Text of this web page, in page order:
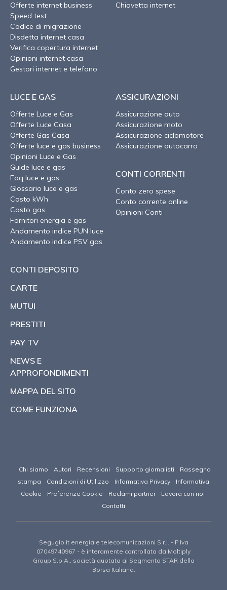
Offerte internet business
Speed test
Codice di migrazione
Disdetta internet casa
Verifica copertura internet
Opinioni internet casa
Gestori internet e telefono
Chiavetta internet
LUCE E GAS
Offerte Luce e Gas
Offerte Luce Casa
Offerte Gas Casa
Offerte luce e gas business
Opinioni Luce e Gas
Guide luce e gas
Faq luce e gas
Glossario luce e gas
Costo kWh
Costo gas
Fornitori energia e gas
Andamento indice PUN luce
Andamento indice PSV gas
ASSICURAZIONI
Assicurazione auto
Assicurazione moto
Assicurazione ciclomotore
Assicurazione autocarro
CONTI CORRENTI
Conto zero spese
Conto corrente online
Opinioni Conti
CONTI DEPOSITO
CARTE
MUTUI
PRESTITI
PAY TV
NEWS E
APPROFONDIMENTI
MAPPA DEL SITO
COME FUNZIONA
Chi siamo Autori Recensioni Supporto giornalisti
Rassegna
stampa
Condizioni di Utilizzo Informativa Privacy
Informativa
Cookie
Preferenze Cookie Reclami partner
Lavora con noi
Contatti
Segugio.it energia e telecomunicazioni S.r.l. - P.Iva
07049740967 - è interamente controllata da Moltiply
Group S.p.A., società quotata al Segmento STAR della
Borsa Italiana.